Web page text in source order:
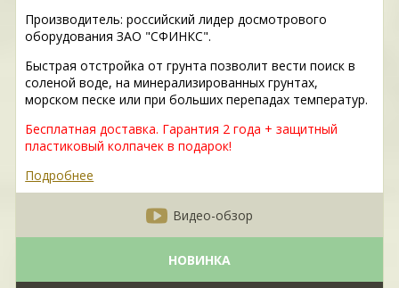
Производитель: российский лидер досмотрового
оборудования ЗАО "СФИНКС".
Быстрая отстройка от грунта позволит вести поиск в
соленой воде, на минерализированных грунтах,
морском песке или при больших перепадах температур.
Бесплатная доставка. Гарантия 2 года + защитный
пластиковый колпачек в подарок!
Подробнее
Видео-обзор
НОВИНКА